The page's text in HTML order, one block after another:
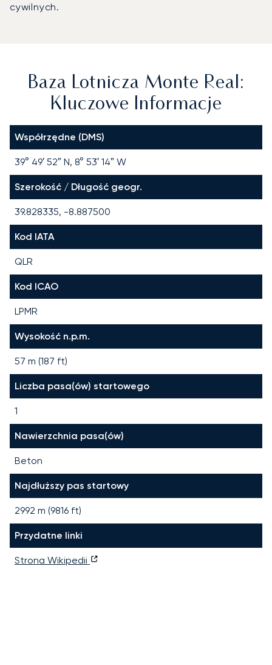
cywilnych.
Baza Lotnicza Monte Real:
Kluczowe Informacje
Współrzędne (DMS)
39° 49′ 52″ N, 8° 53′ 14″ W
Szerokość / Długość geogr.
39.828335, -8.887500
Kod IATA
QLR
Kod ICAO
LPMR
Wysokość n.p.m.
57 m (187 ft)
Liczba pasa(ów) startowego
1
Nawierzchnia pasa(ów)
Beton
Najdłuższy pas startowy
2992 m (9816 ft)
Przydatne linki
Strona Wikipedii